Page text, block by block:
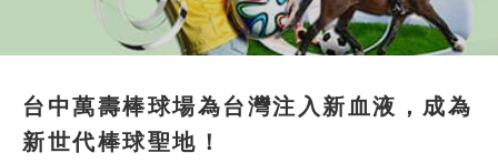
台中萬壽棒球場為台灣注入新血液，成為
新世代棒球聖地！